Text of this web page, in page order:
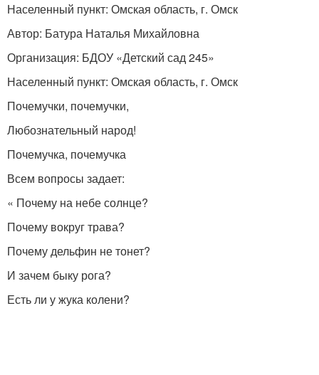
Населенный пункт: Омская область, г. Омск
Автор: Батура Наталья Михайловна
Организация: БДОУ «Детский сад 245»
Населенный пункт: Омская область, г. Омск
Почемучки, почемучки,
Любознательный народ!
Почемучка, почемучка
Всем вопросы задает:
« Почему на небе солнце?
Почему вокруг трава?
Почему дельфин не тонет?
И зачем быку рога?
Есть ли у жука колени?